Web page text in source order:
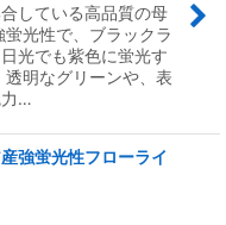
している高品質の母
光性で、ブラックラ
光でも紫色に蛍光す
明なグリーンや、表
力…
強蛍光性フローライ